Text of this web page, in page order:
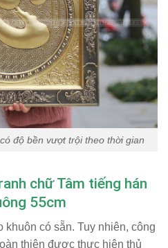
độ bền vượt trội theo thời gian
chữ Tâm tiếng hán
55cm
khuôn có sẵn. Tuy nhiên, công
thiện được thực hiện thủ